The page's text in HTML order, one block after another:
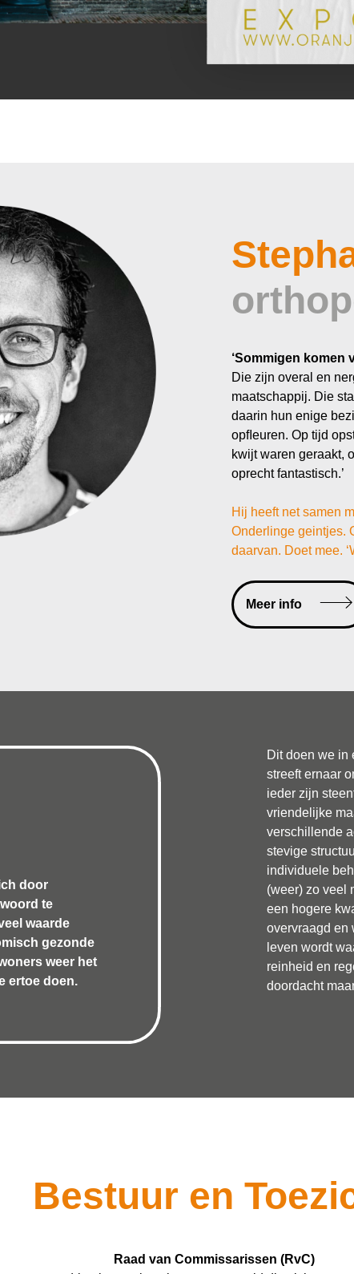
‘Sommigen komen
Die zijn overal en
maatschappij. Die
daarin hun enige
opﬂeuren. Op tijd
kwijt waren geraakt,
oprecht fantastisch.’
Hij heeft net samen
Onderlinge geintjes.
daarvan. Doet mee.
Meer info
door
te
waarde
gezonde
weer het
ertoe doen.
Dit doen we in
streeft ernaar
ieder zijn
vriendelijke
verschillende
stevige
individuele
(weer) zo veel
een hogere
overvraagd en
leven wordt
reinheid en
doordacht
Bestuur en
Raad van Commissarissen (RvC)